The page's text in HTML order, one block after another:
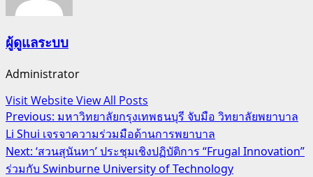
ผู้ดูแลระบบ
Administrator
Visit WebsiteView All Posts
Post
navigation
Previous: มหาวิทยาลัยกรุงเทพธนบุรี จับมือ วิทยาลัยพยาบาล
Li Shui เจรจาความร่วมมือด้านการพยาบาล
Next: ‘สวนสุนันทา’ ประชุมเชิงปฏิบัติการ “Frugal Innovation”
ร่วมกับ Swinburne University of Technology